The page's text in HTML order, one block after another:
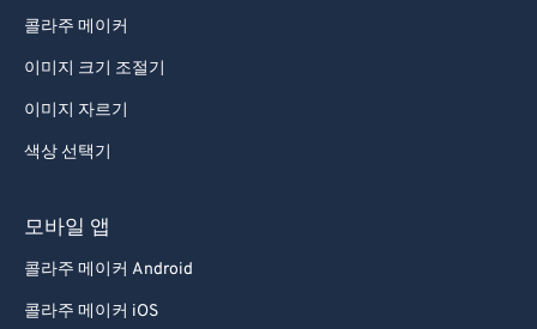
콜라주 메이커
이미지 크기 조절기
이미지 자르기
색상 선택기
모바일 앱
콜라주 메이커 Android
콜라주 메이커 iOS